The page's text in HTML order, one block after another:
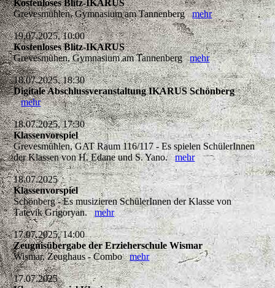
Kostenloses Blitz-IKARUS
Grevesmühlen, Gymnasium am Tannenbergmehr
19.07.2025, 10:00
Kostenloses Blitz-IKARUS
Grevesmühen, Gymnasium am Tannenbergmehr
18.07.2025, 18:30
Digitale Abschlussveranstaltung IKARUS Schönberg
mehr
18.07.2025, 17:30
Klassenvorspiel
Grevesmühlen, GAT Raum 116/117 - Es spielen SchülerInnen
der Klassen von H. Edane und S. Yano.mehr
18.07.2025
Klassenvorspiel
Schönberg - Es musizieren SchülerInnen der Klasse von
Tatevik Grigoryan.mehr
17.07.2025, 14:00
Zeugnisübergabe der Erzieherschule Wismar
Wismar, Zeughaus - Combomehr
17.07.2025